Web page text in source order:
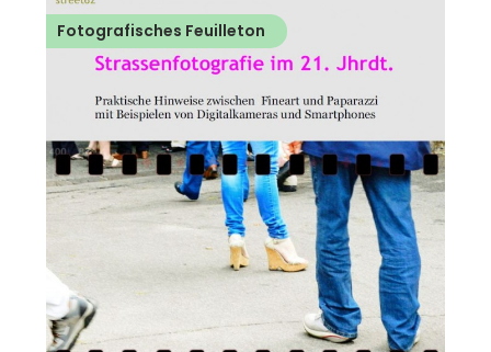
Fotografisches Feuilleton